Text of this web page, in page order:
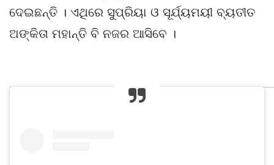
ଦେଇଛନ୍ତି । ଏଥିରେ ସୁପ୍ରିୟା ଓ ସୂର୍ଯ୍ୟମୟୀ ବ୍ୟତୀତ
ଅଙ୍କିତା ମହାନ୍ତି ବି ନଜର ଆସିବେ ।